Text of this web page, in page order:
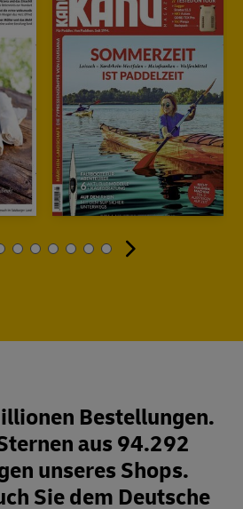
Bestellungen.
aus 94.292
unseres Shops.
Sie dem Deutsche